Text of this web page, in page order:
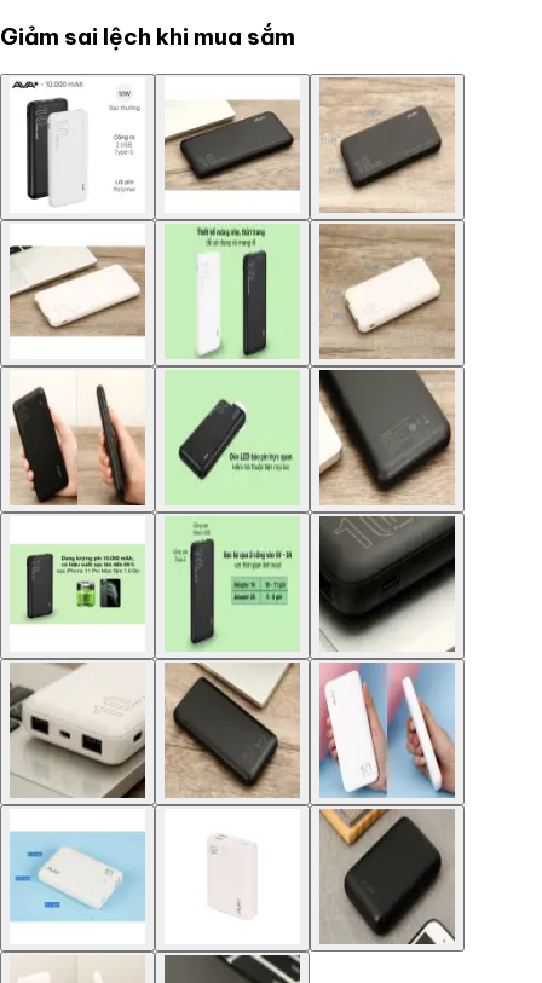
Giảm sai lệch khi mua sắm